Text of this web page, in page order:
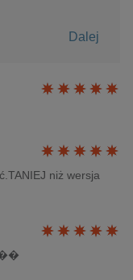
Dalej
niż wersja
��